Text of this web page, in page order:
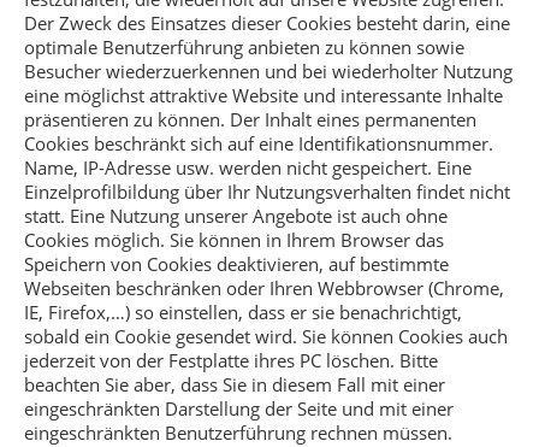
Der Zweck des Einsatzes dieser Cookies besteht darin, eine
optimale Benutzerführung anbieten zu können sowie
Besucher wiederzuerkennen und bei wiederholter Nutzung
eine möglichst attraktive Website und interessante Inhalte
präsentieren zu können. Der Inhalt eines permanenten
Cookies beschränkt sich auf eine Identifikationsnummer.
Name, IP-Adresse usw. werden nicht gespeichert. Eine
Einzelprofilbildung über Ihr Nutzungsverhalten findet nicht
statt. Eine Nutzung unserer Angebote ist auch ohne
Cookies möglich. Sie können in Ihrem Browser das
Speichern von Cookies deaktivieren, auf bestimmte
Webseiten beschränken oder Ihren Webbrowser (Chrome,
IE, Firefox,…) so einstellen, dass er sie benachrichtigt,
sobald ein Cookie gesendet wird. Sie können Cookies auch
jederzeit von der Festplatte ihres PC löschen. Bitte
beachten Sie aber, dass Sie in diesem Fall mit einer
eingeschränkten Darstellung der Seite und mit einer
eingeschränkten Benutzerführung rechnen müssen.